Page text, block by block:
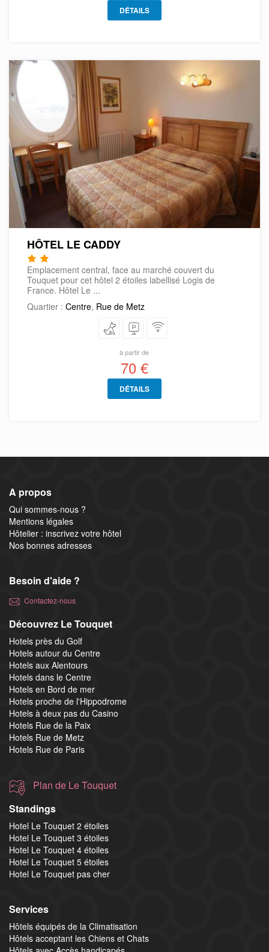
DÉTAILS
HÔTEL LE CADDY
Emplacement central, face au marché couvert du
Touquet pour cet hôtel 2 étoiles labellisé Logis de
France. Hôtel Le ...
Quartier : Centre, Rue de Metz
à partir de
70 €
DÉTAILS
A propos
Qui sommes-nous ?
Mentions légales
Hôtelier : inscrivez votre hôtel
Nos bonnes adresses
Besoin d'aide ?
Contactez-nous
Découvrez Le Touquet
Hotels près du Golf
Hotels autour du Centre
Hotels aux Alentours
Hotels dans le Centre
Hotels en Bord de mer
Hotels proche de l'Hippodrome
Hotels à deux pas du Casino
Hotels Rue de la Paix
Hotels Rue de Metz
Hotels Rue de Paris
Plan de Le Touquet
Standings
Hotel Le Touquet 2 étoiles
Hotel Le Touquet 3 étoiles
Hotel Le Touquet 4 étoiles
Hotel Le Touquet 5 étoiles
Hotel Le Touquet pas cher
Services
Hôtels équipés de la Climatisation
Hôtels acceptant les Chiens et Chats